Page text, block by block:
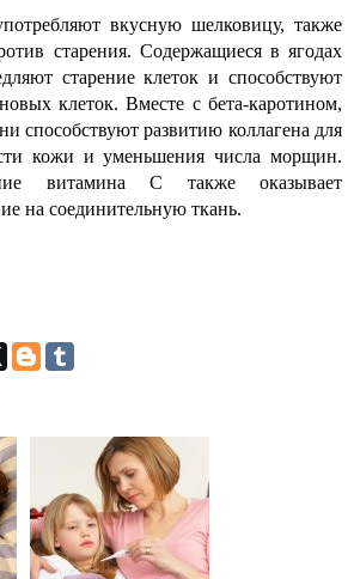
вкусную шелковицу, также
старения. Содержащиеся в ягодах
старение клеток и способствуют
клеток. Вместе с бета-каротином,
способствуют развитию коллагена для
кожи и уменьшения числа морщин.
витамина С также оказывает
на соединительную ткань.